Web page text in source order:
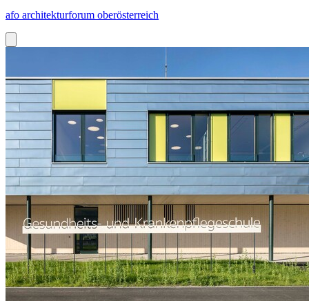
afo architekturforum oberösterreich